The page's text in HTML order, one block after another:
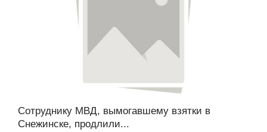
Сотруднику МВД, вымогавшему взятки в
Снежинске, продлили...